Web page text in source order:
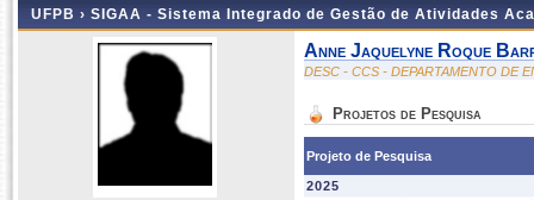
UFPB › SIGAA - Sistema Integrado de Gestão de Atividades
Anne Jaquelyne Roque
DESC - CCS - DEPARTAMENTO DE
Projetos de Pesquisa
Projeto de Pesquisa
2025